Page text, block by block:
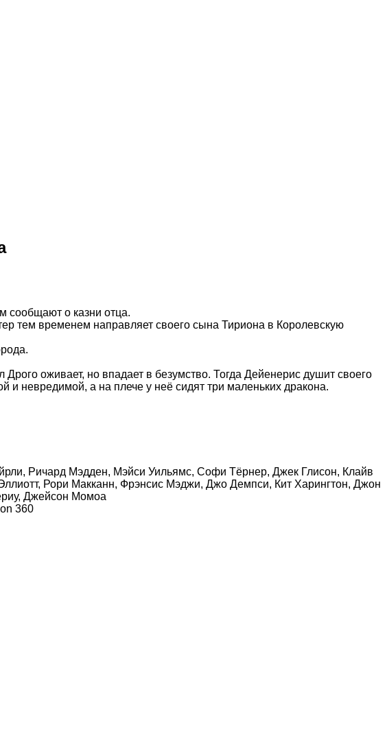
сообщают о казни отца.
тем временем направляет своего сына Тириона в Королевскую
оживает, но впадает в безумство. Тогда Дейенерис душит своего
и невредимой, а на плече у неё сидят три маленьких дракона.
Ричард Мэдден, Мэйси Уильямс, Софи Тёрнер, Джек Глисон, Клайв
Рори Макканн, Фрэнсис Мэджи, Джо Демпси, Кит Харингтон, Джон
Джейсон Момоа
360